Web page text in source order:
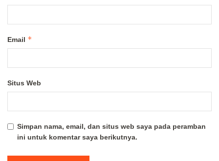
Email *
Situs Web
Simpan nama, email, dan situs web saya pada peramban
ini untuk komentar saya berikutnya.